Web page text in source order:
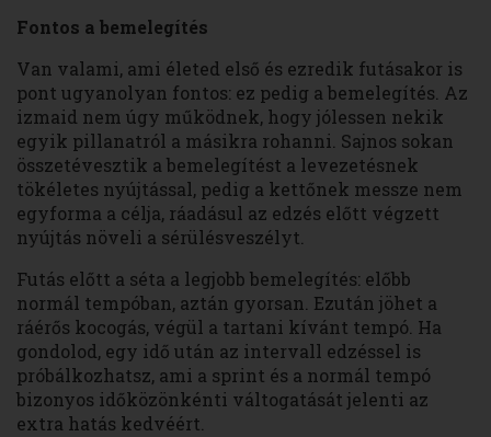
Fontos a bemelegítés
Van valami, ami életed első és ezredik futásakor is
pont ugyanolyan fontos: ez pedig a bemelegítés. Az
izmaid nem úgy működnek, hogy jólessen nekik
egyik pillanatról a másikra rohanni. Sajnos sokan
összetévesztik a bemelegítést a levezetésnek
tökéletes nyújtással, pedig a kettőnek messze nem
egyforma a célja, ráadásul az edzés előtt végzett
nyújtás növeli a sérülésveszélyt.
Futás előtt a séta a legjobb bemelegítés: előbb
normál tempóban, aztán gyorsan. Ezután jöhet a
ráérős kocogás, végül a tartani kívánt tempó. Ha
gondolod, egy idő után az intervall edzéssel is
próbálkozhatsz, ami a sprint és a normál tempó
bizonyos időközönkénti váltogatását jelenti az
extra hatás kedvéért.